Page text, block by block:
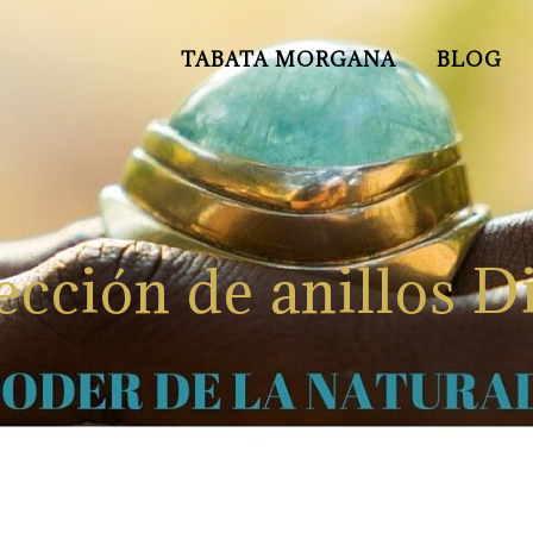
TABATA MORGANA BLOG
de anillos